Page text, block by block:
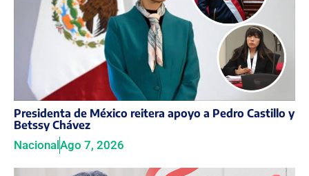
Presidenta de México reitera apoyo a Pedro Castillo y
Betssy Chávez
Nacional Ago 7, 2026